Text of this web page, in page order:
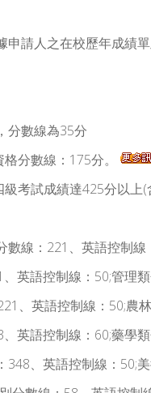
請人之在校歷年成績
分數線為35分
分數線：175分。
考試成績達425分以上(
線：221、英語控制
英語控制線：50;管
、英語控制線：50;
英語控制線：60;藥
、英語控制線：